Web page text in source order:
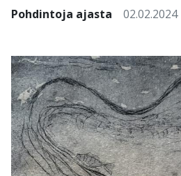
Pohdintoja ajasta 02.02.2024